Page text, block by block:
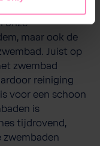
onze
maar ook de
Juist op
zwembad
reiniging
voor een schoon
is
tijdrovend,
zwembaden